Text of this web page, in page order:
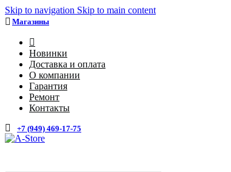
Skip to navigation Skip to main content
Магазины
Новинки
Доставка и оплата
О компании
Гарантия
Ремонт
Контакты
+7 (949) 469-17-75